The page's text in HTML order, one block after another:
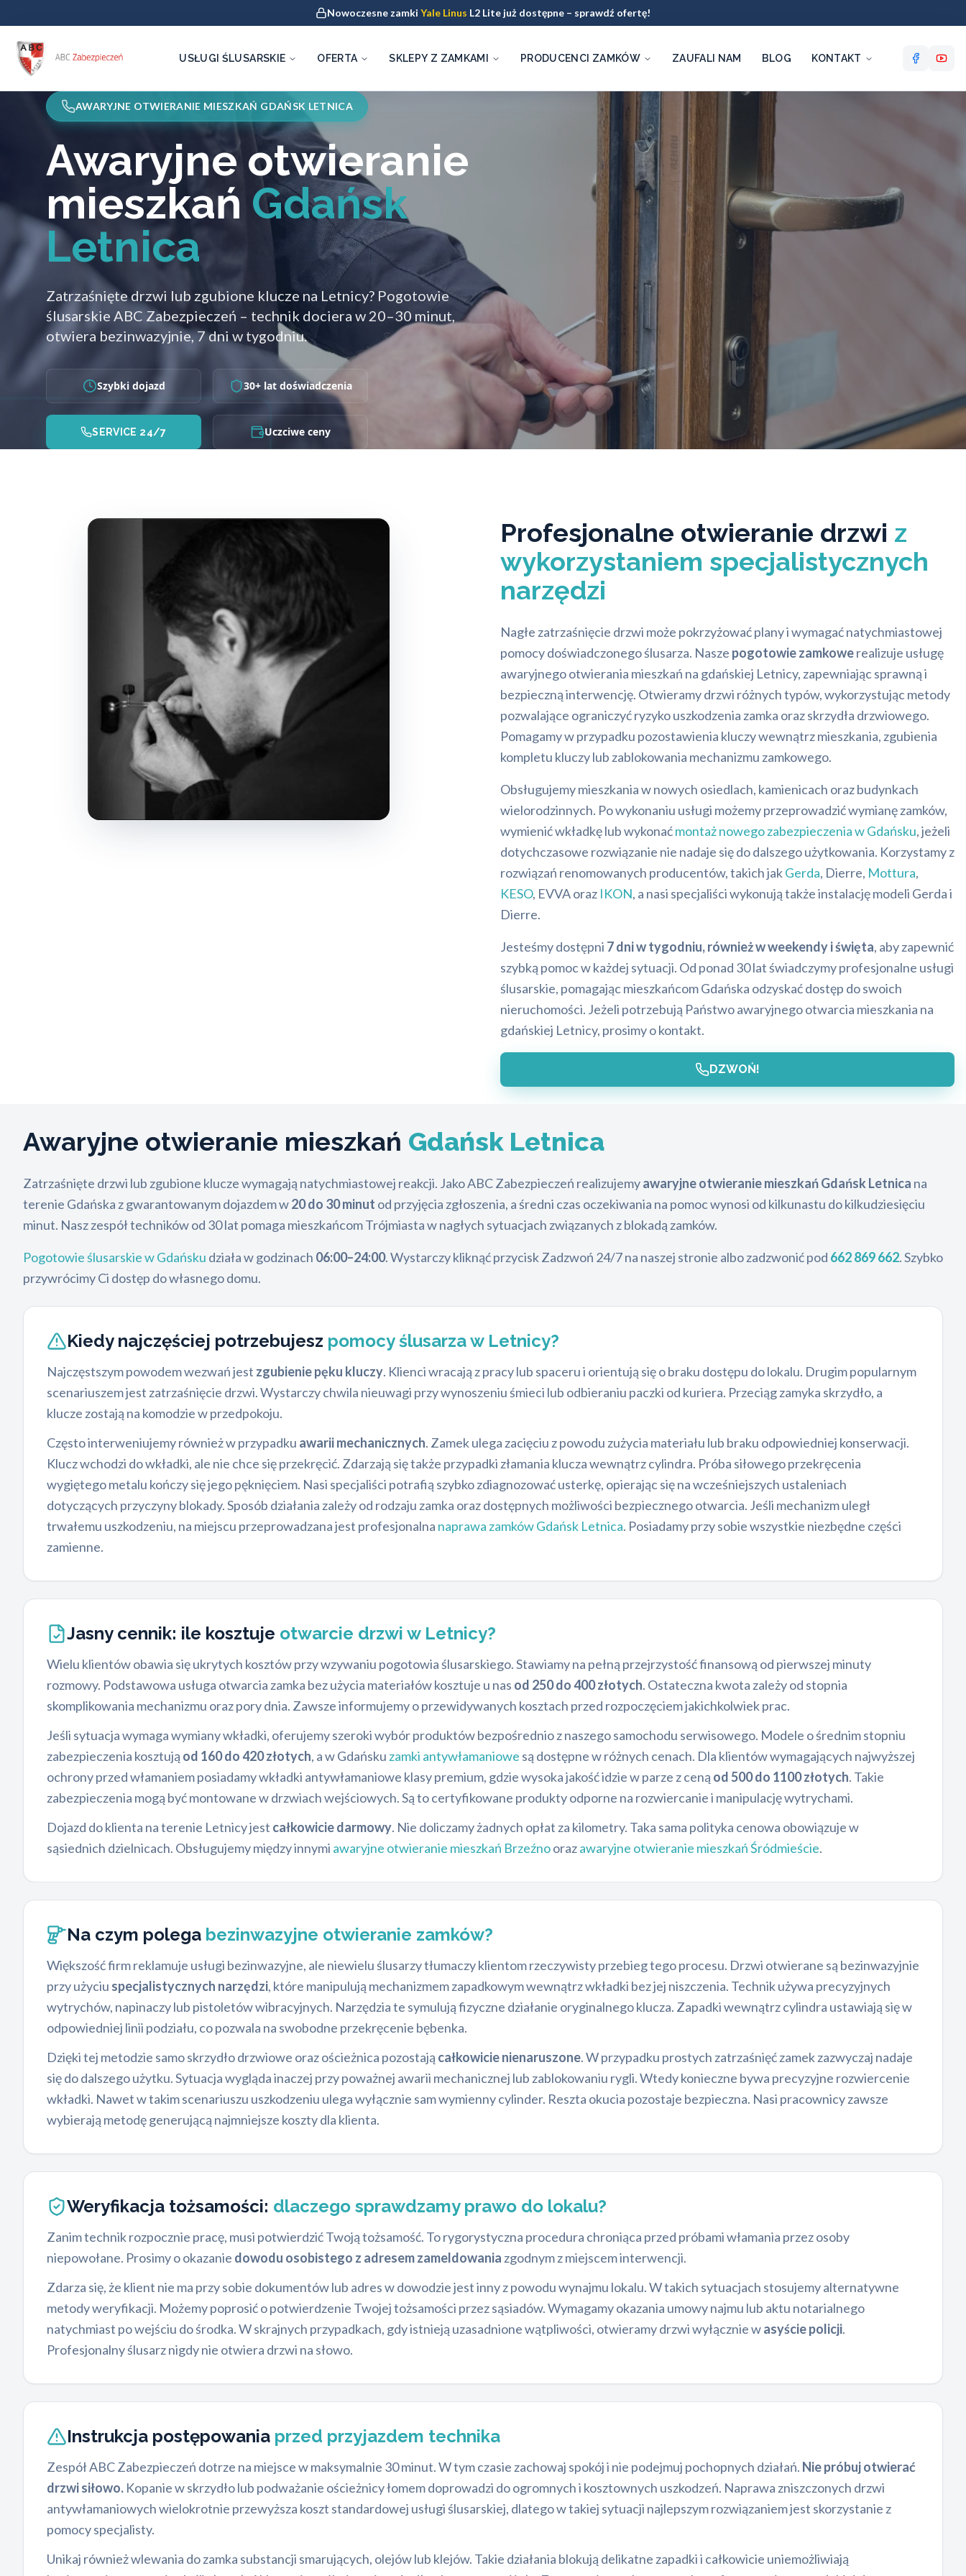
Nowoczesne zamki Yale Linus L2 Lite już dostępne – sprawdź ofertę!
USŁUGI ŚLUSARSKIE OFERTA SKLEPY Z ZAMKAMI PRODUCENCI ZAMKÓW ZAUFALI NAM BLOG KONTAKT
AWARYJNE OTWIERANIE MIESZKAŃ GDAŃSK LETNICA
Awaryjne otwieranie
mieszkań Gdańsk
Letnica
Zatrzaśnięte drzwi lub zgubione klucze na Letnicy? Pogotowie
ślusarskie ABC Zabezpieczeń – technik dociera w 20–30 minut,
otwiera bezinwazyjnie, 7 dni w tygodniu.
Szybki dojazd 30+ lat doświadczenia
SERVICE 24/7 Uczciwe ceny
Profesjonalne otwieranie drzwi z
wykorzystaniem specjalistycznych
narzędzi
Nagłe zatrzaśnięcie drzwi może pokrzyżować plany i wymagać natychmiastowej
pomocy doświadczonego ślusarza. Nasze pogotowie zamkowerealizuje usługę
awaryjnego otwierania mieszkań na gdańskiej Letnicy, zapewniając sprawną i
bezpieczną interwencję. Otwieramy drzwi różnych typów, wykorzystując metody
pozwalające ograniczyć ryzyko uszkodzenia zamka oraz skrzydła drzwiowego.
Pomagamy w przypadku pozostawienia kluczy wewnątrz mieszkania, zgubienia
kompletu kluczy lub zablokowania mechanizmu zamkowego.
Obsługujemy mieszkania w nowych osiedlach, kamienicach oraz budynkach
wielorodzinnych. Po wykonaniu usługi możemy przeprowadzić wymianę zamków,
wymienić wkładkę lub wykonaćmontaż nowego zabezpieczenia w Gdańsku, jeżeli
dotychczasowe rozwiązanie nie nadaje się do dalszego użytkowania. Korzystamy z
rozwiązań renomowanych producentów, takich jakGerda, Dierre, Mottura,
KESO, EVVA oraz IKON, a nasi specjaliści wykonują także instalację modeli Gerda i
Dierre.
Jesteśmy dostępni 7 dni w tygodniu, również w weekendy i święta, aby zapewnić
szybką pomoc w każdej sytuacji. Od ponad 30 lat świadczymy profesjonalne usługi
ślusarskie, pomagając mieszkańcom Gdańska odzyskać dostęp do swoich
nieruchomości. Jeżeli potrzebują Państwo awaryjnego otwarcia mieszkania na
gdańskiej Letnicy, prosimy o kontakt.
DZWOŃ!
Awaryjne otwieranie mieszkań Gdańsk Letnica
Zatrzaśnięte drzwi lub zgubione klucze wymagają natychmiastowej reakcji. Jako ABC Zabezpieczeń realizujemyawaryjne otwieranie mieszkań Gdańsk Letnica na
terenie Gdańska z gwarantowanym dojazdem w20 do 30 minut od przyjęcia zgłoszenia, a średni czas oczekiwania na pomoc wynosi od kilkunastu do kilkudziesięciu
minut. Nasz zespół techników od 30 lat pomaga mieszkańcom Trójmiasta w nagłych sytuacjach związanych z blokadą zamków.
Pogotowie ślusarskie w Gdańsku działa w godzinach 06:00–24:00. Wystarczy kliknąć przycisk Zadzwoń 24/7 na naszej stronie albo zadzwonić pod 662 869 662. Szybko
przywrócimy Ci dostęp do własnego domu.
Kiedy najczęściej potrzebujesz pomocy ślusarza w Letnicy?
Najczęstszym powodem wezwań jest zgubienie pęku kluczy. Klienci wracają z pracy lub spaceru i orientują się o braku dostępu do lokalu. Drugim popularnym
scenariuszem jest zatrzaśnięcie drzwi. Wystarczy chwila nieuwagi przy wynoszeniu śmieci lub odbieraniu paczki od kuriera. Przeciąg zamyka skrzydło, a
klucze zostają na komodzie w przedpokoju.
Często interweniujemy również w przypadku awarii mechanicznych. Zamek ulega zacięciu z powodu zużycia materiału lub braku odpowiedniej konserwacji.
Klucz wchodzi do wkładki, ale nie chce się przekręcić. Zdarzają się także przypadki złamania klucza wewnątrz cylindra. Próba siłowego przekręcenia
wygiętego metalu kończy się jego pęknięciem. Nasi specjaliści potrafią szybko zdiagnozować usterkę, opierając się na wcześniejszych ustaleniach
dotyczących przyczyny blokady. Sposób działania zależy od rodzaju zamka oraz dostępnych możliwości bezpiecznego otwarcia. Jeśli mechanizm uległ
trwałemu uszkodzeniu, na miejscu przeprowadzana jest profesjonalna naprawa zamków Gdańsk Letnica. Posiadamy przy sobie wszystkie niezbędne części
zamienne.
Jasny cennik: ile kosztuje otwarcie drzwi w Letnicy?
Wielu klientów obawia się ukrytych kosztów przy wzywaniu pogotowia ślusarskiego. Stawiamy na pełną przejrzystość finansową od pierwszej minuty
rozmowy. Podstawowa usługa otwarcia zamka bez użycia materiałów kosztuje u nas od 250 do 400 złotych. Ostateczna kwota zależy od stopnia
skomplikowania mechanizmu oraz pory dnia. Zawsze informujemy o przewidywanych kosztach przed rozpoczęciem jakichkolwiek prac.
Jeśli sytuacja wymaga wymiany wkładki, oferujemy szeroki wybór produktów bezpośrednio z naszego samochodu serwisowego. Modele o średnim stopniu
zabezpieczenia kosztują od 160 do 420 złotych, a w Gdańsku zamki antywłamaniowe są dostępne w różnych cenach. Dla klientów wymagających najwyższej
ochrony przed włamaniem posiadamy wkładki antywłamaniowe klasy premium, gdzie wysoka jakość idzie w parze z ceną od 500 do 1100 złotych. Takie
zabezpieczenia mogą być montowane w drzwiach wejściowych. Są to certyfikowane produkty odporne na rozwiercanie i manipulację wytrychami.
Dojazd do klienta na terenie Letnicy jest całkowicie darmowy. Nie doliczamy żadnych opłat za kilometry. Taka sama polityka cenowa obowiązuje w
sąsiednich dzielnicach. Obsługujemy między innymi awaryjne otwieranie mieszkań Brzeźnoorazawaryjne otwieranie mieszkań Śródmieście.
Na czym polega bezinwazyjne otwieranie zamków?
Większość firm reklamuje usługi bezinwazyjne, ale niewielu ślusarzy tłumaczy klientom rzeczywisty przebieg tego procesu. Drzwi otwierane są bezinwazyjnie
przy użyciu specjalistycznych narzędzi, które manipulują mechanizmem zapadkowym wewnątrz wkładki bez jej niszczenia. Technik używa precyzyjnych
wytrychów, napinaczy lub pistoletów wibracyjnych. Narzędzia te symulują fizyczne działanie oryginalnego klucza. Zapadki wewnątrz cylindra ustawiają się w
odpowiedniej linii podziału, co pozwala na swobodne przekręcenie bębenka.
Dzięki tej metodzie samo skrzydło drzwiowe oraz ościeżnica pozostają całkowicie nienaruszone. W przypadku prostych zatrzaśnięć zamek zazwyczaj nadaje
się do dalszego użytku. Sytuacja wygląda inaczej przy poważnej awarii mechanicznej lub zablokowaniu rygli. Wtedy konieczne bywa precyzyjne rozwiercenie
wkładki. Nawet w takim scenariuszu uszkodzeniu ulega wyłącznie sam wymienny cylinder. Reszta okucia pozostaje bezpieczna. Nasi pracownicy zawsze
wybierają metodę generującą najmniejsze koszty dla klienta.
Weryfikacja tożsamości: dlaczego sprawdzamy prawo do lokalu?
Zanim technik rozpocznie pracę, musi potwierdzić Twoją tożsamość. To rygorystyczna procedura chroniąca przed próbami włamania przez osoby
niepowołane. Prosimy o okazanie dowodu osobistego z adresem zameldowania zgodnym z miejscem interwencji.
Zdarza się, że klient nie ma przy sobie dokumentów lub adres w dowodzie jest inny z powodu wynajmu lokalu. W takich sytuacjach stosujemy alternatywne
metody weryfikacji. Możemy poprosić o potwierdzenie Twojej tożsamości przez sąsiadów. Wymagamy okazania umowy najmu lub aktu notarialnego
natychmiast po wejściu do środka. W skrajnych przypadkach, gdy istnieją uzasadnione wątpliwości, otwieramy drzwi wyłącznie wasyście policji.
Profesjonalny ślusarz nigdy nie otwiera drzwi na słowo.
Instrukcja postępowania przed przyjazdem technika
Zespół ABC Zabezpieczeń dotrze na miejsce w maksymalnie 30 minut. W tym czasie zachowaj spokój i nie podejmuj pochopnych działań. Nie próbuj otwierać
drzwi siłowo. Kopanie w skrzydło lub podważanie ościeżnicy łomem doprowadzi do ogromnych i kosztownych uszkodzeń. Naprawa zniszczonych drzwi
antywłamaniowych wielokrotnie przewyższa koszt standardowej usługi ślusarskiej, dlatego w takiej sytuacji najlepszym rozwiązaniem jest skorzystanie z
pomocy specjalisty.
Unikaj również wlewania do zamka substancji smarujących, olejów lub klejów. Takie działania blokują delikatne zapadki i całkowicie uniemożliwiają